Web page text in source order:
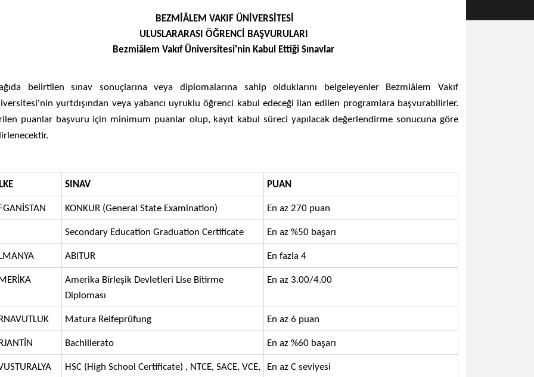
BEZMİÂLEM VAKIF ÜNİVERSİTESİ
ULUSLARARASI ÖĞRENCİ BAŞVURULARI
Bezmiâ lem Vakıf Üniversitesi'nin Kabul Ettiği Sınavlar
belirtilen sınav sonuçlarına veya diplomalarına sahip olduklarını belgeleyenler Bezmiâlem Vakıf
yurtdışından veya yabancı uyruklu öğrenci kabul edeceği ilan edilen programlara başvurabilirler.
puanlar başvuru için minimum puanlar olup, kayıt kabul süreci yapılacak değerlendirme sonucuna göre
SINAV PUAN
KONKUR (General Sta​te Examination) En az 270 puan
Secondary Education Graduation Certificate En az %50 başarı
ABITUR En fazla 4
Amerika Birleşik Devletleri Lise Bitirme
Diploması
En az 3.00/4.00
Matura Reifeprüfung En az 6 puan
Bachillerato En az %60 başarı
HSC (High School Certificate) , NTCE, SACE, VCE,
En az C seviyesi